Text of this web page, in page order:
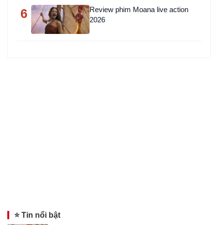
6
Review phim Moana live action
2026
⭐ Tin nổi bật